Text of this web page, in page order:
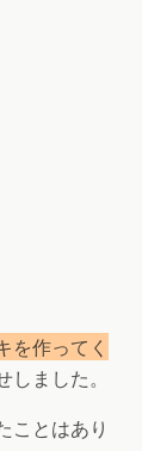
を作ってく
ました。
ことはあり